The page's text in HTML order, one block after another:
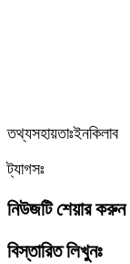
‎তথ্যসহায়তাঃইনকিলাব
ট্যাগসঃ
নিউজটি শেয়ার করুন
বিস্তারিত লিখুনঃ